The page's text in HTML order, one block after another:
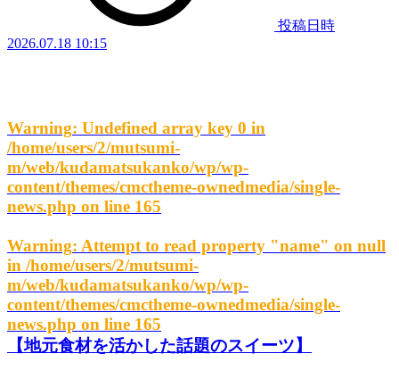
投稿日時
2026.07.18 10:15
Warning: Undefined array key 0 in
/home/users/2/mutsumi-
m/web/kudamatsukanko/wp/wp-
content/themes/cmctheme-ownedmedia/single-
news.php on line 165
Warning: Attempt to read property "name" on null
in /home/users/2/mutsumi-
m/web/kudamatsukanko/wp/wp-
content/themes/cmctheme-ownedmedia/single-
news.php on line 165
【地元食材を活かした話題のスイーツ】